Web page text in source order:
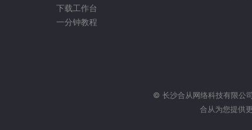
下载工作台
一分钟教程
© 长沙合从网络科技有限公司
合从为您提供